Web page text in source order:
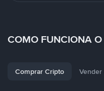
COMO FUNCIONA
Comprar Cripto